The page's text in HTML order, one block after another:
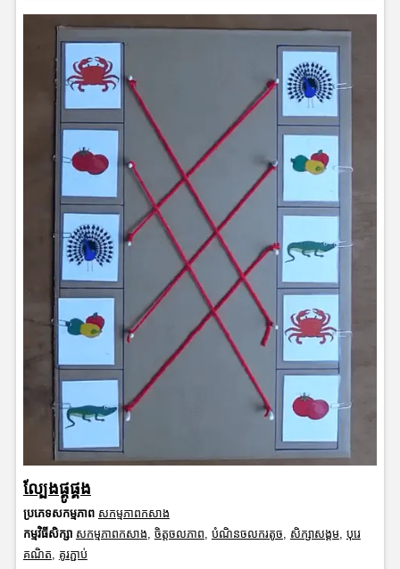
ល្បែងផ្គូផ្គង
ប្រភេទសកម្មភាព សកម្មភាពកសាង
កម្មវិធីសិក្សា សកម្មភាពកសាង, ចិត្តចលភាព, បំណិនចលករតូច, សិក្សាសង្គម, បុរេ
គណិត, គូរភ្ជាប់